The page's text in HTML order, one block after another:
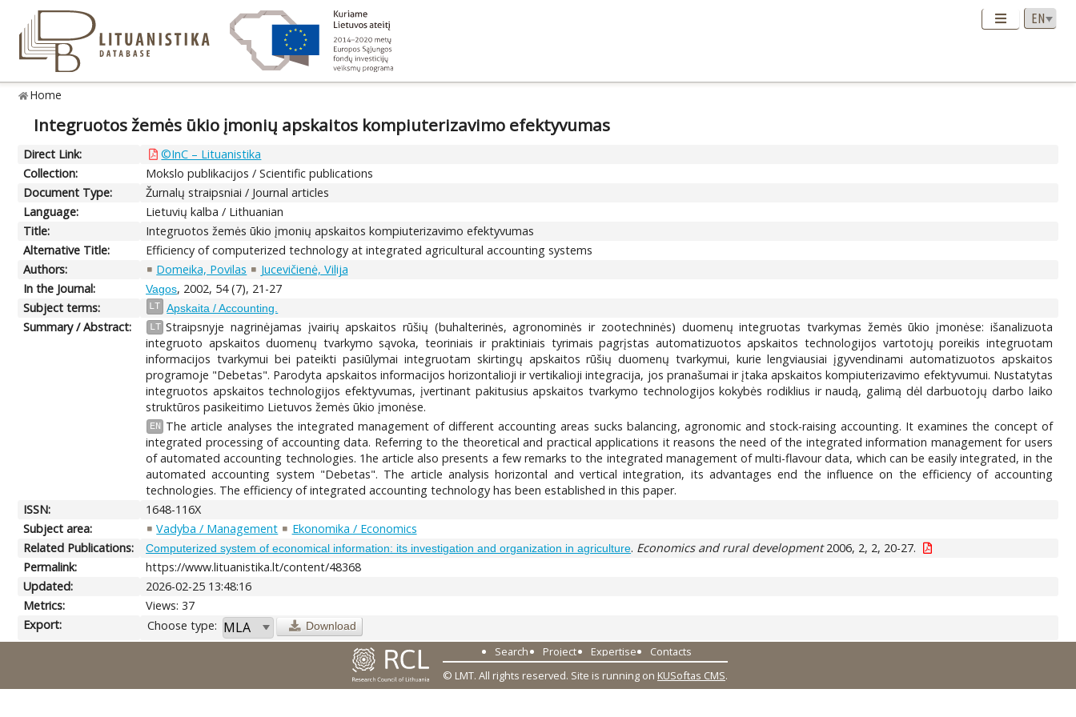
Home
Integruotos žemės ūkio įmonių apskaitos kompiuterizavimo efektyvumas
Direct Link:
©InC – Lituanistika
Collection:
Mokslo publikacijos / Scientific publications
Document Type:
Žurnalų straipsniai / Journal articles
Language:
Lietuvių kalba / Lithuanian
Title:
Integruotos žemės ūkio įmonių apskaitos kompiuterizavimo efektyvumas
Alternative Title:
Efficiency of computerized technology at integrated agricultural accounting systems
Authors:
Domeika, Povilas
Jucevičienė, Vilija
In the Journal:
Vagos, 2002, 54 (7), 21-27
Subject terms:
LT Apskaita / Accounting.
Summary / Abstract: LT Straipsnyje nagrinėjamas įvairių apskaitos rūšių (buhalterinės, agronominės ir zootechninės) duomenų integruotas tvarkymas žemės ūkio įmonėse: išanalizuota
integruoto apskaitos duomenų tvarkymo sąvoka, teoriniais ir praktiniais tyrimais pagrįstas automatizuotos apskaitos technologijos vartotojų poreikis integruotam
informacijos tvarkymui bei pateikti pasiūlymai integruotam skirtingų apskaitos rūšių duomenų tvarkymui, kurie lengviausiai įgyvendinami automatizuotos apskaitos
programoje "Debetas". Parodyta apskaitos informacijos horizontalioji ir vertikalioji integracija, jos pranašumai ir įtaka apskaitos kompiuterizavimo efektyvumui. Nustatytas
integruotos apskaitos technologijos efektyvumas, įvertinant pakitusius apskaitos tvarkymo technologijos kokybės rodiklius ir naudą, galimą dėl darbuotojų darbo laiko
struktūros pasikeitimo Lietuvos žemės ūkio įmonėse.
EN
The article analyses the integrated management of different accounting areas sucks balancing, agronomic and stock-raising accounting. It examines the concept of
integrated processing of accounting data. Referring to the theoretical and practical applications it reasons the need of the integrated information management for users
of automated accounting technologies. 1he article also presents a few remarks to the integrated management of multi-flavour data, which can be easily integrated, in the
automated accounting system "Debetas". The article analysis horizontal and vertical integration, its advantages end the influence on the efficiency of accounting
technologies. The efficiency of integrated accounting technology has been established in this paper.
ISSN:
1648-116X
Subject area:
Vadyba / Management
Ekonomika / Economics
Related Publications:
Computerized system of economical information: its investigation and organization in agriculture. Economics and rural development2006, 2, 2, 20-27.
Permalink:
https://www.lituanistika.lt/content/48368
Updated:
2026-02-25 13:48:16
Metrics:
Views: 37
Export:
Choose type: Download
Search Project Expertise
Contacts
© LMT. All rights reserved. Site is running on KUSoftas CMS.